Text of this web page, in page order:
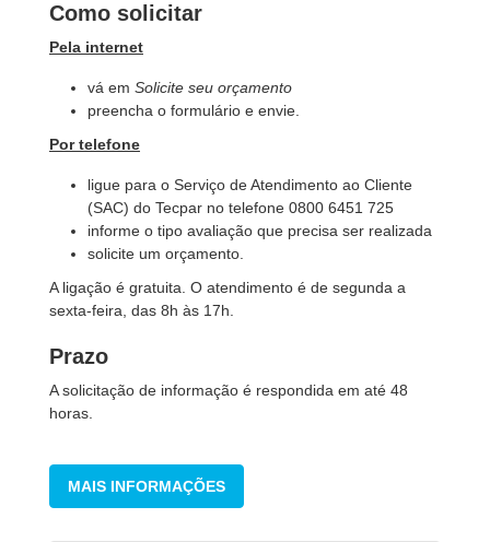
Como solicitar
Pela internet
vá em Solicite seu orçamento
preencha o formulário e envie.
Por telefone
ligue para o Serviço de Atendimento ao Cliente
(SAC) do Tecpar no telefone 0800 6451 725
informe o tipo avaliação que precisa ser realizada
solicite um orçamento.
A ligação é gratuita. O atendimento é de segunda a
sexta-feira, das 8h às 17h.
Prazo
A solicitação de informação é respondida em até 48
horas.
MAIS INFORMAÇÕES